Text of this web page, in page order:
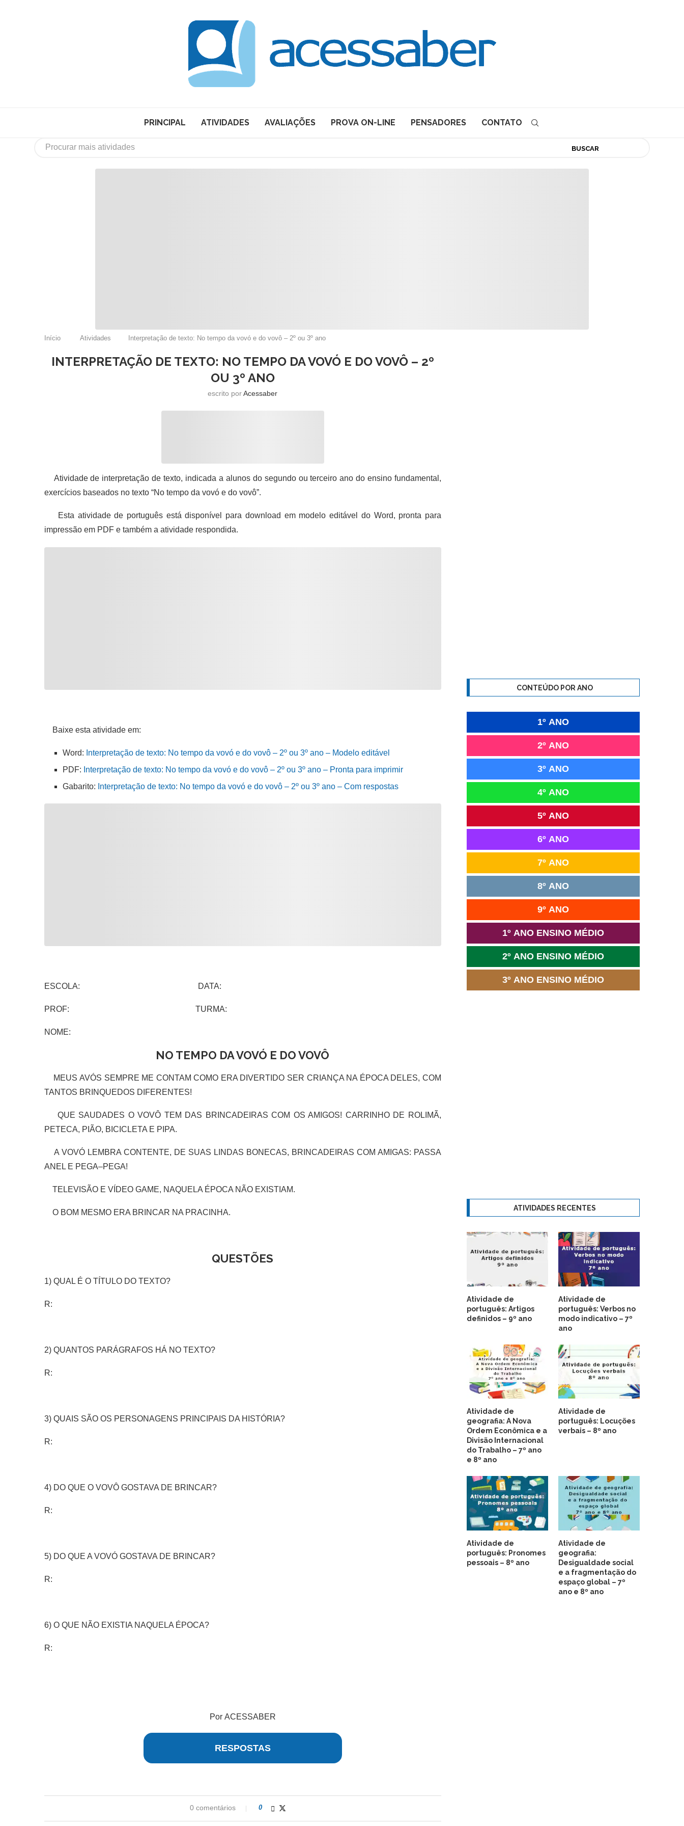
PRINCIPAL ATIVIDADES AVALIAÇÕES PROVA ON-LINE PENSADORES CONTATO
BUSCAR
Início Atividades Interpretação de texto: No tempo da vovó e do vovô – 2º ou 3º ano
INTERPRETAÇÃO DE TEXTO: NO TEMPO DA VOVÓ E DO VOVÔ – 2º
OU 3º ANO
escrito porAcessaber
Atividade de interpretação de texto, indicada a alunos do segundo ou terceiro ano do ensino fundamental,
exercícios baseados no texto “No tempo da vovó e do vovô”.
Esta atividade de português está disponível para download em modelo editável do Word, pronta para
impressão em PDF e também a atividade respondida.
Baixe esta atividade em:
Word: Interpretação de texto: No tempo da vovó e do vovô – 2º ou 3º ano – Modelo editável
PDF: Interpretação de texto: No tempo da vovó e do vovô – 2º ou 3º ano – Pronta para imprimir
Gabarito: Interpretação de texto: No tempo da vovó e do vovô – 2º ou 3º ano – Com respostas
ESCOLA: DATA:
PROF: TURMA:
NOME:
NO TEMPO DA VOVÓ E DO VOVÔ
MEUS AVÓS SEMPRE ME CONTAM COMO ERA DIVERTIDO SER CRIANÇA NA ÉPOCA DELES, COM
TANTOS BRINQUEDOS DIFERENTES!
QUE SAUDADES O VOVÔ TEM DAS BRINCADEIRAS COM OS AMIGOS! CARRINHO DE ROLIMÃ,
PETECA, PIÃO, BICICLETA E PIPA.
A VOVÓ LEMBRA CONTENTE, DE SUAS LINDAS BONECAS, BRINCADEIRAS COM AMIGAS: PASSA
ANEL E PEGA–PEGA!
TELEVISÃO E VÍDEO GAME, NAQUELA ÉPOCA NÃO EXISTIAM.
O BOM MESMO ERA BRINCAR NA PRACINHA.
QUESTÕES
1) QUAL É O TÍTULO DO TEXTO?
R:
2) QUANTOS PARÁGRAFOS HÁ NO TEXTO?
R:
3) QUAIS SÃO OS PERSONAGENS PRINCIPAIS DA HISTÓRIA?
R:
4) DO QUE O VOVÔ GOSTAVA DE BRINCAR?
R:
5) DO QUE A VOVÓ GOSTAVA DE BRINCAR?
R:
6) O QUE NÃO EXISTIA NAQUELA ÉPOCA?
R:
Por ACESSABER
RESPOSTAS
0 comentários 0
CONTEÚDO POR ANO
1º ANO
2º ANO
3º ANO
4º ANO
5º ANO
6º ANO
7º ANO
8º ANO
9º ANO
1º ANO ENSINO MÉDIO
2º ANO ENSINO MÉDIO
3º ANO ENSINO MÉDIO
ATIVIDADES RECENTES
Atividade de
português: Artigos
definidos – 9º ano
Atividade de
português: Verbos no
modo indicativo – 7º
ano
Atividade de
geografia: A Nova
Ordem Econômica e a
Divisão Internacional
do Trabalho – 7º ano
e 8º ano
Atividade de
português: Locuções
verbais – 8º ano
Atividade de
português: Pronomes
pessoais – 8º ano
Atividade de
geografia:
Desigualdade social
e a fragmentação do
espaço global – 7º
ano e 8º ano